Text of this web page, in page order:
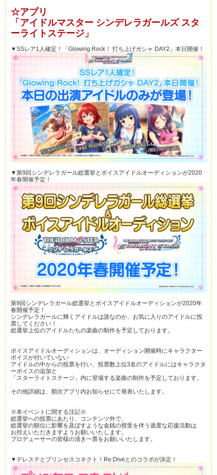
☆アプリ
「アイドルマスター シンデレラガールズ スタ
ーライトステージ」
▼SSレア1人確定！「Glowing Rock！ 打ち上げガシャ DAY2」本日開催！
▼第9回シンデレラガール総選挙とボイスアイドルオーディションが2020
年春開催予定！
第9回シンデレラガール総選挙とボイスアイドルオーディションが2020年
春開催予定！
シンデレラガールに輝くアイドルは誰なのか、お気に入りのアイドルに投
票してください！
総選挙上位のアイドルたちの楽曲の制作を予定しております。
ボイスアイドルオーディションは、オーディション開催時にキャラクター
ボイスが付いていない
アイドルの中からの投票を行い、投票数上位3名のアイドルにはキャラクタ
ーボイスの追加と
「スターライトステージ」内に登場する楽曲の制作を予定しております。
その他詳細は、順次アプリ内お知らせにて発表いたします。
※本イベントに関する注記※
総選挙への投票にあたり、コンテンツ外で、
総選挙の順位に影響を及ぼすような金銭の授受を伴う過度な応援活動は
お控えいただきますようお願いいたします。
プロデューサーの皆様の清き一票をお願いいたします。
▼デレステとプリンセスコネクト！Re:Diveとのコラボが決定！